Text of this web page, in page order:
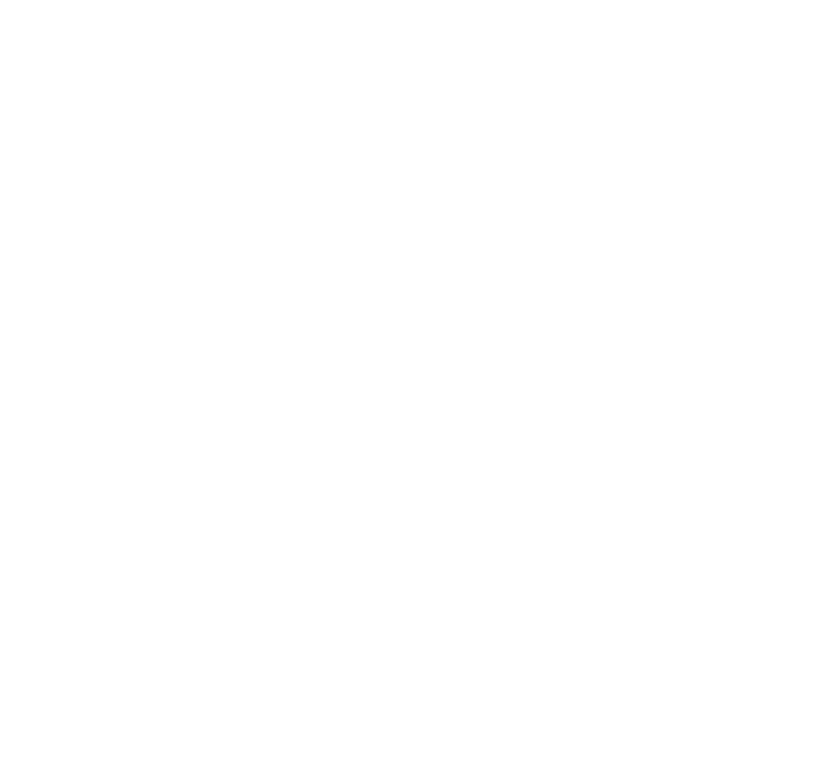
oder eben im Alltag bewusst zu bleiben und ich finde dieses
ich aber auch so meine Sachen,
so ein bisschen einfach das,
in diesen Zustand,
und mit der Zeit eben wird es auch immer einfacher zu
Muster werfen und ja,
in meine innere Realität und finde wieder zu einem friedvollen